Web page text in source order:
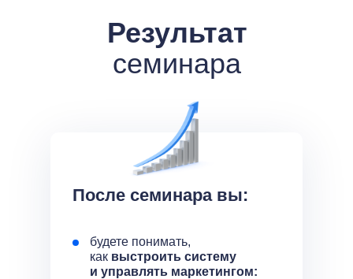
Результат
семинара
После семинара вы:
будете понимать,
как выстроить систему
и управлять маркетингом: